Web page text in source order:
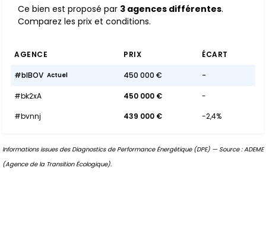
Ce bien est proposé par 3 agences différentes.
Comparez les prix et conditions.
AGENCE PRIX ÉCART
#blBOV Actuel 450 000 € -
#bk2xA 450 000 €
-
#bvnnj
439 000 € -2,4%
Informations issues des Diagnostics de Performance Énergétique (DPE) — Source : ADEME
(Agence de la Transition Écologique).